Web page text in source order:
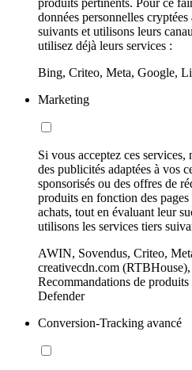
données personnelles
suivants et utilisons leurs
utilisez déjà leurs services :
Bing, Criteo, Meta, Google,
Marketing
Si vous acceptez ces
des publicités adaptées à vos
sponsorisés ou des offres de
produits en fonction des
achats, tout en évaluant leur
utilisons les services tiers
AWIN, Sovendus, Criteo,
creativecdn.com
Recommandations de
Defender
Conversion-Tracking avancé